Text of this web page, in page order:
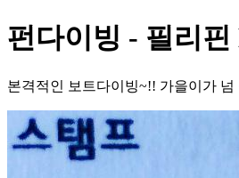
펀다이빙 - 필리핀
본격적인 보트다이빙~!! 가을이가